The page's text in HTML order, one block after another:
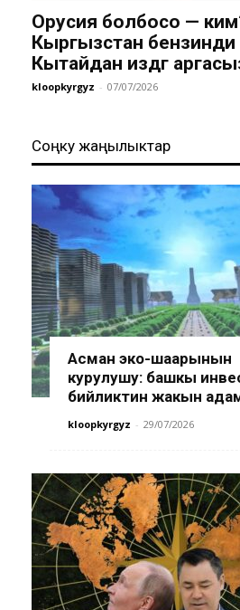
Орусия болбосо —
Кыргызстан бензинди
Кытайдан издөөгө
kloopkyrgyz - 07/07/2026
Соңку жаңылыктар
Асман эко-шаарынын
курулушу: башкы
бийликтин жакын
kloopkyrgyz - 29/07/2026